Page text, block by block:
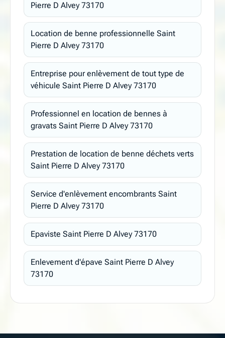
Pierre D Alvey 73170
Location de benne professionnelle Saint
Pierre D Alvey 73170
Entreprise pour enlèvement de tout type de
véhicule Saint Pierre D Alvey 73170
Professionnel en location de bennes à
gravats Saint Pierre D Alvey 73170
Prestation de location de benne déchets verts
Saint Pierre D Alvey 73170
Service d'enlèvement encombrants Saint
Pierre D Alvey 73170
Epaviste Saint Pierre D Alvey 73170
Enlevement d'épave Saint Pierre D Alvey
73170